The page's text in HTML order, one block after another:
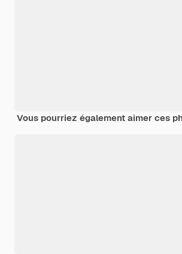
Vous pourriez également aimer ces